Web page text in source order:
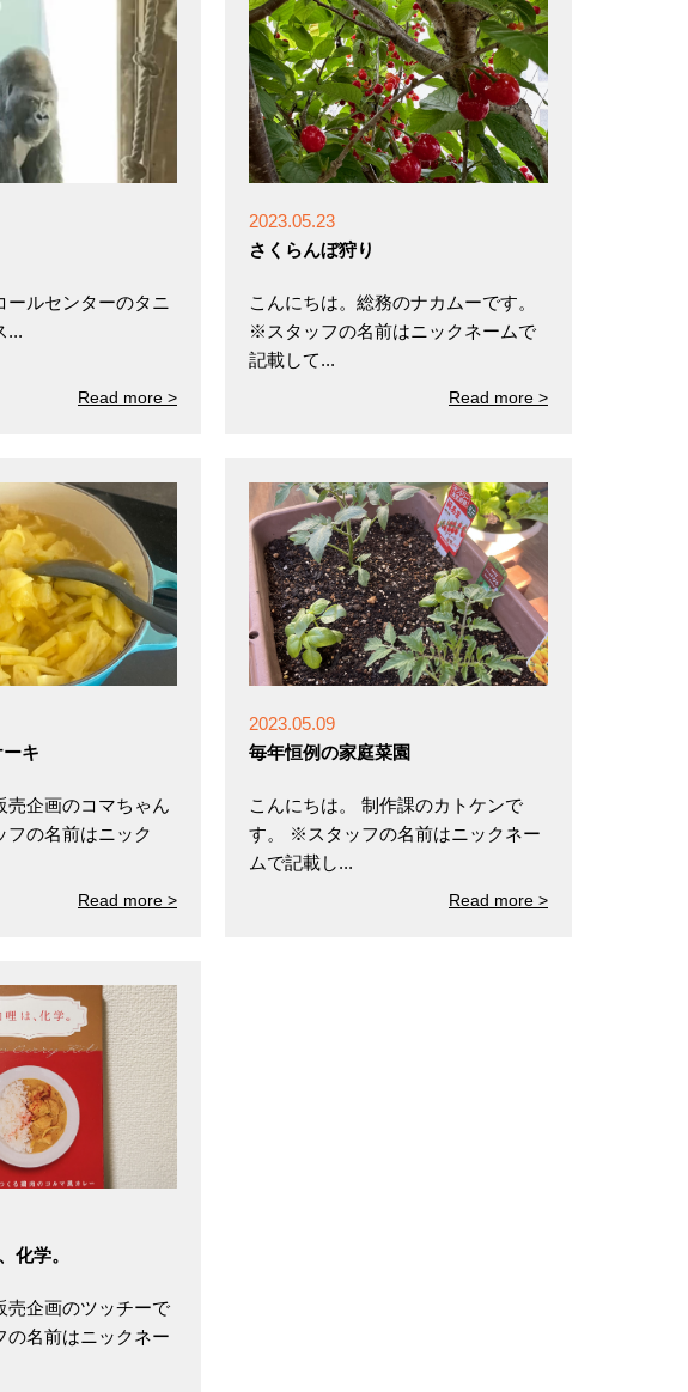
ールセンターのタニ
...
Read more >
2023.05.23
さくらんぼ狩り
こんにちは。総務のナカムーです。
※スタッフの名前はニックネームで
記載して...
Read more >
キ
売企画のコマちゃん
の名前はニック
Read more >
2023.05.09
毎年恒例の家庭菜園
こんにちは。 制作課のカトケンで
す。 ※スタッフの名前はニックネー
ムで記載し...
Read more >
化学。
売企画のツッチーで
名前はニックネー